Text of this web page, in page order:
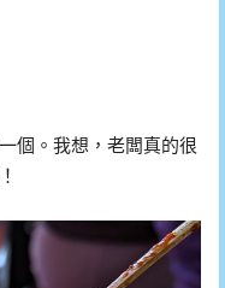
個。我想，老闆真的很